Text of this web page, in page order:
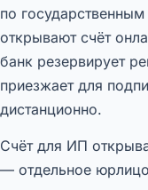
по
открывают счёт
банк резервирует
приезжает для
дистанционно.
Счёт для ИП
— отдельное